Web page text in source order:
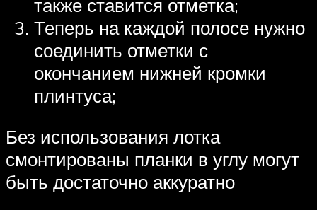
также ставится отметка;
Теперь на каждой полосе нужно
соединить отметки с
окончанием нижней кромки
плинтуса;
Без использования лотка
смонтированы планки в углу могут
быть достаточно аккуратно